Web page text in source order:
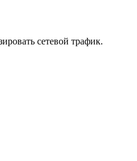
сетевой трафик.